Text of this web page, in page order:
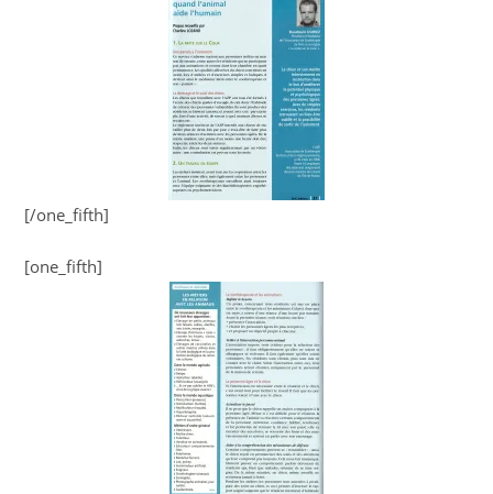
[/one_fifth]
[one_fifth]